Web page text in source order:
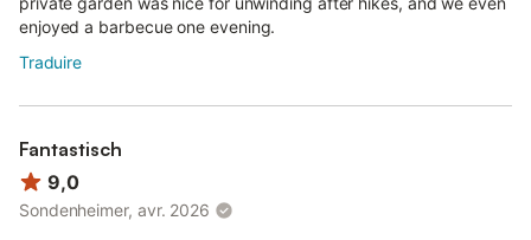
enjoyed a barbecue one evening.
Traduire
Fantastisch
9,0
Sondenheimer, avr. 2026